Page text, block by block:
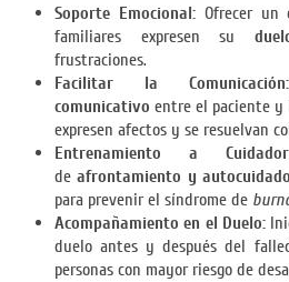
Soporte Emocional:Ofrecer un
familiares expresen su
frustraciones.
Facilitar la Comunicación:
comunicativo entre el paciente y
expresen afectos y se resuelvan
Entrenamiento a
deafrontamiento y autocuidado
para prevenir el síndrome de
Acompañamiento en el Duelo:
duelo antes y después del
personas con mayor riesgo de